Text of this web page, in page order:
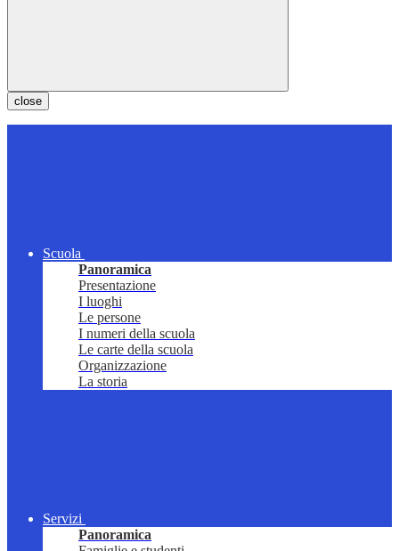
close
Scuola
Panoramica
Presentazione
I luoghi
Le persone
I numeri della scuola
Le carte della scuola
Organizzazione
La storia
Servizi
Panoramica